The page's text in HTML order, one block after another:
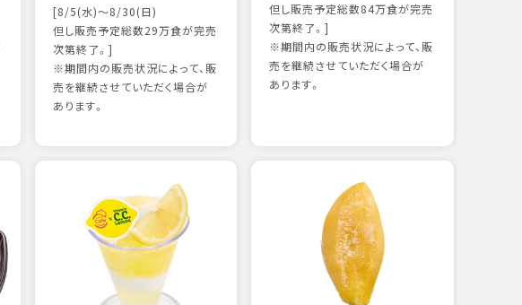
[8/5(水)～8/30(日)
但し販売予定総数29万食が完売
次第終了。]
※期間内の販売状況によって、販
売を継続させていただく場合が
あります。
但し販売予定総数84万食が完売
次第終了。]
※期間内の販売状況によって、販
売を継続させていただく場合が
あります。